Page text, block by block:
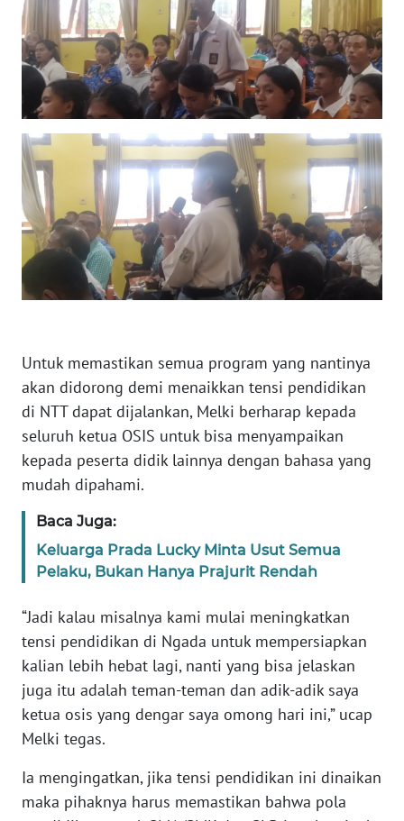
Untuk memastikan semua program yang nantinya
akan didorong demi menaikkan tensi pendidikan
di NTT dapat dijalankan, Melki berharap kepada
seluruh ketua OSIS untuk bisa menyampaikan
kepada peserta didik lainnya dengan bahasa yang
mudah dipahami.
Baca Juga:
Keluarga Prada Lucky Minta Usut Semua
Pelaku, Bukan Hanya Prajurit Rendah
“Jadi kalau misalnya kami mulai meningkatkan
tensi pendidikan di Ngada untuk mempersiapkan
kalian lebih hebat lagi, nanti yang bisa jelaskan
juga itu adalah teman-teman dan adik-adik saya
ketua osis yang dengar saya omong hari ini,” ucap
Melki tegas.
Ia mengingatkan, jika tensi pendidikan ini dinaikan
maka pihaknya harus memastikan bahwa pola
WN
KEPRI
WN
WN
PAPUA
BARAT
WN
JAMBI
WN
SULTRA
WN
NTB
SULTENG
WN
BABEL
SUMBAR